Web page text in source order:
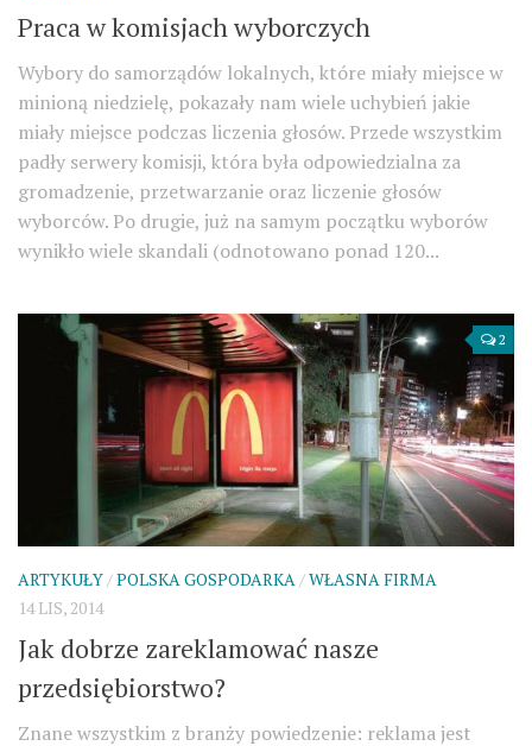
Praca w komisjach wyborczych
Wybory do samorządów lokalnych, które miały miejsce w
minioną niedzielę, pokazały nam wiele uchybień jakie
miały miejsce podczas liczenia głosów. Przede wszystkim
padły serwery komisji, która była odpowiedzialna za
gromadzenie, przetwarzanie oraz liczenie głosów
wyborców. Po drugie, już na samym początku wyborów
wynikło wiele skandali (odnotowano ponad 120...
2
ARTYKUŁY/POLSKA GOSPODARKA/WŁASNA FIRMA
14 LIS, 2014
Jak dobrze zareklamować nasze
przedsiębiorstwo?
Znane wszystkim z branży powiedzenie: reklama jest